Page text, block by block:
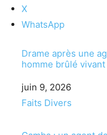
X
WhatsApp
Drame après une
homme brûlé
Date
juin 9, 2026
Par rapport à
Faits Divers